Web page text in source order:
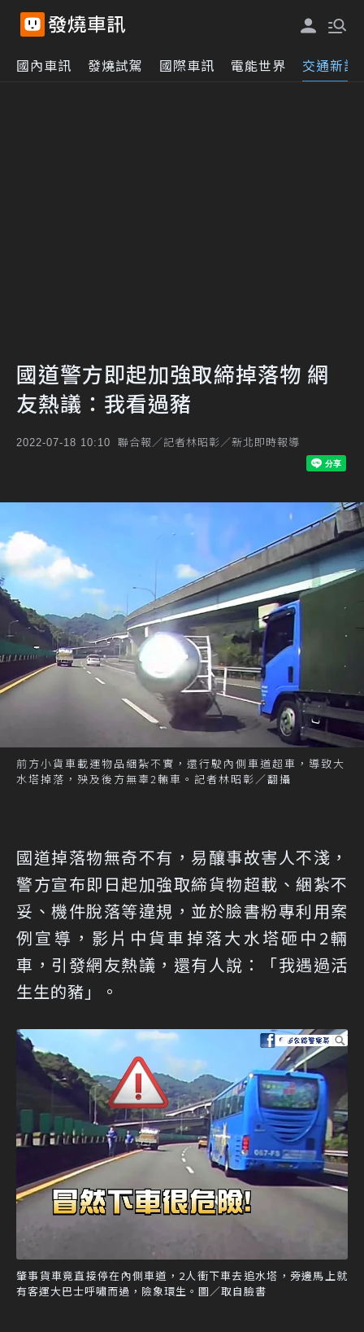
國內車訊 發燒試駕 國際車訊 電能世界 交通新訊
國道警方即起加強取締掉落物 網
友熱議：我看過豬
2022-07-18 10:10 聯合報／記者林昭彰／新北即時報導
前方小貨車載運物品綑紮不實，還行駛內側車道超車，導致大
水塔掉落，殃及後方無辜2輛車。記者林昭彰／翻攝
國道掉落物無奇不有，易釀事故害人不淺，
警方宣布即日起加強取締貨物超載、綑紮不
妥、機件脫落等違規，並於臉書粉專利用案
例宣導，影片中貨車掉落大水塔砸中2輛
車，引發網友熱議，還有人說：「我遇過活
生生的豬」。
肇事貨車竟直接停在內側車道，2人衝下車去追水塔，旁邊馬上就
有客運大巴士呼嘯而過，險象環生。圖／取自臉書